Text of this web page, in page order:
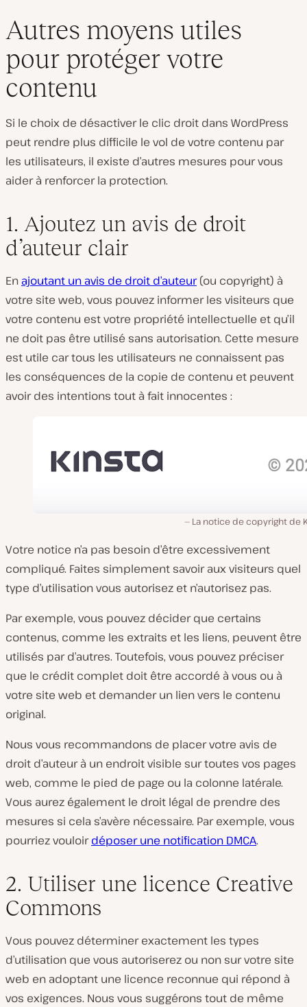
Autres moyens utiles
pour protéger votre
contenu
Si le choix de désactiver le clic droit dans WordPress
peut rendre plus difficile le vol de votre contenu par
les utilisateurs, il existe d’autres mesures pour vous
aider à renforcer la protection.
1. Ajoutez un avis de droit
d’auteur clair
En ajoutant un avis de droit d’auteur(ou copyright) à
votre site web, vous pouvez informer les visiteurs que
votre contenu est votre propriété intellectuelle et qu’il
ne doit pas être utilisé sans autorisation. Cette mesure
est utile car tous les utilisateurs ne connaissent pas
les conséquences de la copie de contenu et peuvent
avoir des intentions tout à fait innocentes :
La notice de copyright de
Votre notice n’a pas besoin d’être excessivement
compliqué. Faites simplement savoir aux visiteurs quel
type d’utilisation vous autorisez et n’autorisez pas.
Par exemple, vous pouvez décider que certains
contenus, comme les extraits et les liens, peuvent être
utilisés par d’autres. Toutefois, vous pouvez préciser
que le crédit complet doit être accordé à vous ou à
votre site web et demander un lien vers le contenu
original.
Nous vous recommandons de placer votre avis de
droit d’auteur à un endroit visible sur toutes vos pages
web, comme le pied de page ou la colonne latérale.
Vous aurez également le droit légal de prendre des
mesures si cela s’avère nécessaire. Par exemple, vous
pourriez vouloirdéposer une notification DMCA.
2. Utiliser une licence Creative
Commons
Vous pouvez déterminer exactement les types
d’utilisation que vous autoriserez ou non sur votre site
web en adoptant une licence reconnue qui répond à
vos exigences. Nous vous suggérons tout de même